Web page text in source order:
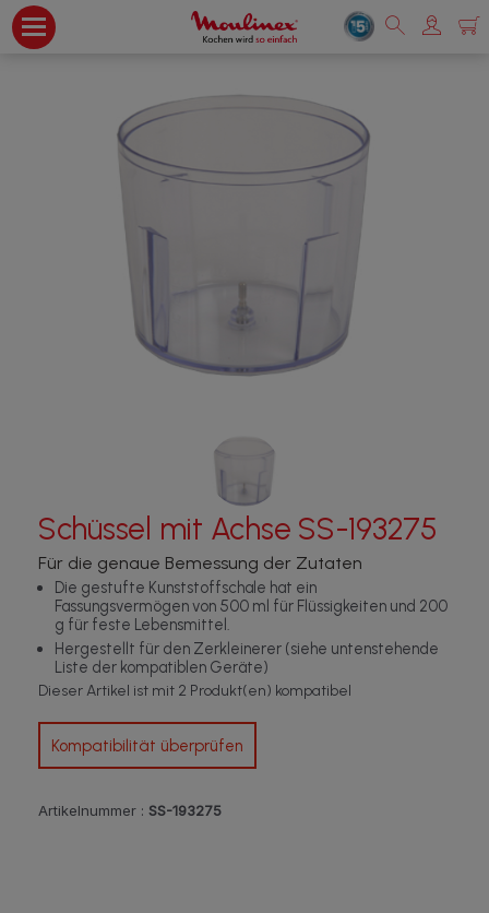
Schüssel mit Achse SS-193275
Für die genaue Bemessung der Zutaten
Die gestufte Kunststoffschale hat ein
Fassungsvermögen von 500 ml für Flüssigkeiten und 200
g für feste Lebensmittel.
Hergestellt für den Zerkleinerer (siehe untenstehende
Liste der kompatiblen Geräte)
Dieser Artikel ist mit 2 Produkt(en) kompatibel
Kompatibilität überprüfen
Artikelnummer : SS-193275